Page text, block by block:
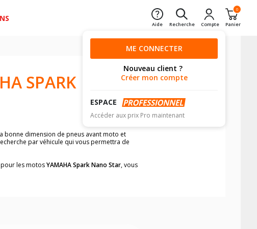
Aide Recherche Compte
0
Panier
ME CONNECTER
Nouveau client ?
Créer mon compte
ESPACE
Accéder aux prix Pro maintenant
SPARK
bonne dimension de pneus avant moto et
par véhicule qui vous permettra de
les motosYAMAHA Spark Nano Star, vous
des pneumatiques, dans le carnet de bord de